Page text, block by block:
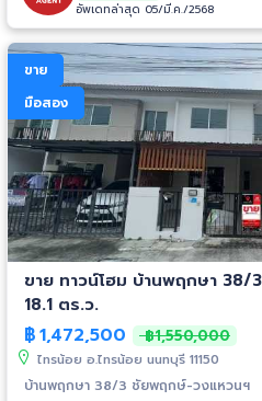
อัพเดทล่าสุด 05/มี.ค./2568
ขาย
มือสอง
ขาย ทาวน์โฮม บ้านพฤกษา 38/3
18.1 ตร.ว.
฿1,472,500 ฿1,550,000
ไทรน้อย อ.ไทรน้อย นนทบุรี 11150
บ้านพฤกษา 38/3 ชัยพฤกษ์-วงแหวนฯ